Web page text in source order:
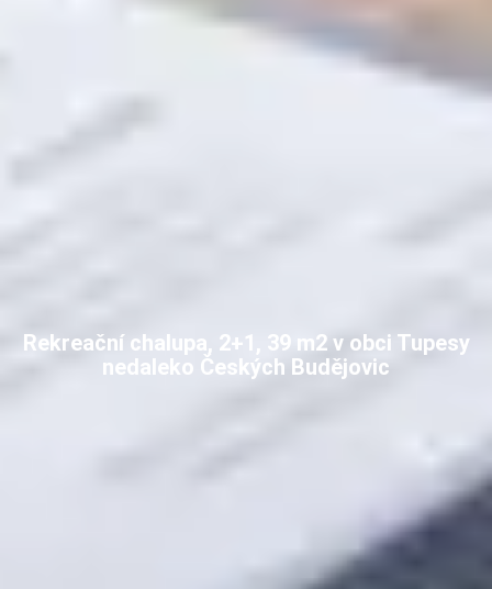
Rekreační chalupa, 2+1, 39 m2 v obci Tupesy
nedaleko Českých Budějovic